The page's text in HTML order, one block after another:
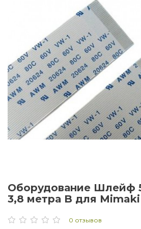
Оборудование Шлейф
3,8 метра B для Mimaki
0 отзывов